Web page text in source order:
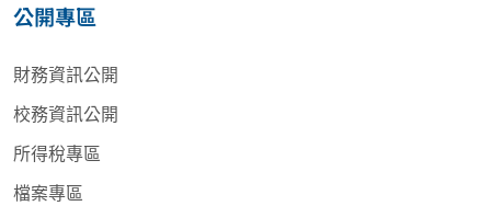
公開專區
財務資訊公開
校務資訊公開
所得稅專區
檔案專區